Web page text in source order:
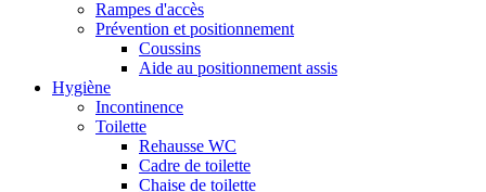
Rampes d'accès
Prévention et positionnement
Coussins
Aide au positionnement assis
Hygiène
Incontinence
Toilette
Rehausse WC
Cadre de toilette
Chaise de toilette